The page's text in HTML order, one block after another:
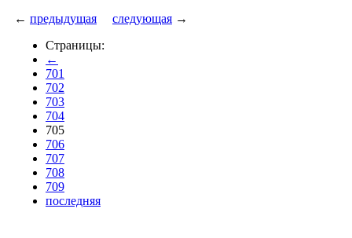
← предыдущая следующая →
Страницы:
←
701
702
703
704
705
706
707
708
709
последняя